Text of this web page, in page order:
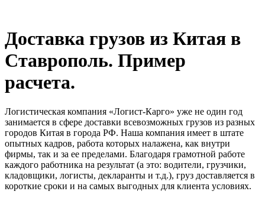
Доставка грузов из Китая в
Ставрополь. Пример
расчета.
Логистическая компания «Логист-Карго» уже не один год
занимается в сфере доставки всевозможных грузов из разных
городов Китая в города РФ. Наша компания имеет в штате
опытных кадров, работа которых налажена, как внутри
фирмы, так и за ее пределами. Благодаря грамотной работе
каждого работника на результат (а это: водители, грузчики,
кладовщики, логисты, декларанты и т.д.), груз доставляется в
короткие сроки и на самых выгодных для клиента условиях.